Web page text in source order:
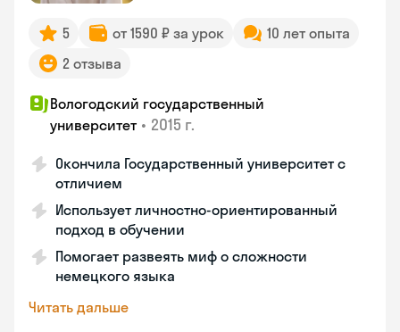
5 от 1590 ₽ за урок
10 лет опыта
2 отзыва
Вологодский государственный
университет • 2015 г.
Окончила Государственный университет с
отличием
Использует личностно-ориентированный
подход в обучении
Помогает развеять миф о сложности
немецкого языка
Читать дальше